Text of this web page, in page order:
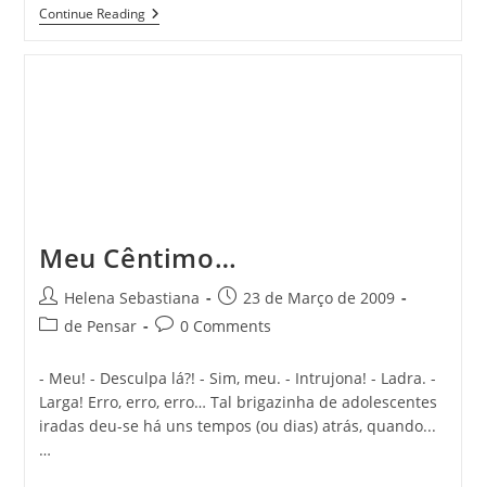
Continue ReadingSaudade
Meu Cêntimo…
Post
author:
Helena Sebastiana
Post
published:
23 de Março de 2009
Postde Pensar
Post0 Comments
- Meu! - Desculpa lá?! - Sim, meu. - Intrujona! - Ladra. -
Larga! Erro, erro, erro… Tal brigazinha de adolescentes
iradas deu-se há uns tempos (ou dias) atrás, quando...
…